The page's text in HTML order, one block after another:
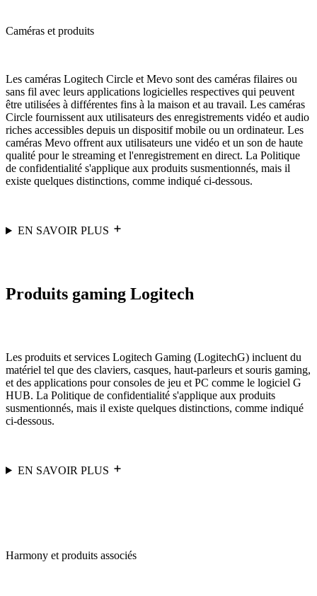
Caméras et produits
Les caméras Logitech Circle et Mevo sont des caméras filaires ou
sans fil avec leurs applications logicielles respectives qui peuvent
être utilisées à différentes fins à la maison et au travail. Les caméras
Circle fournissent aux utilisateurs des enregistrements vidéo et audio
riches accessibles depuis un dispositif mobile ou un ordinateur. Les
caméras Mevo offrent aux utilisateurs une vidéo et un son de haute
qualité pour le streaming et l'enregistrement en direct. La Politique
de confidentialité s'applique aux produits susmentionnés, mais il
existe quelques distinctions, comme indiqué ci-dessous.
EN SAVOIR PLUS
Produits gaming Logitech
Les produits et services Logitech Gaming (LogitechG) incluent du
matériel tel que des claviers, casques, haut-parleurs et souris gaming,
et des applications pour consoles de jeu et PC comme le logiciel G
HUB. La Politique de confidentialité s'applique aux produits
susmentionnés, mais il existe quelques distinctions, comme indiqué
ci-dessous.
EN SAVOIR PLUS
Harmony et produits associés